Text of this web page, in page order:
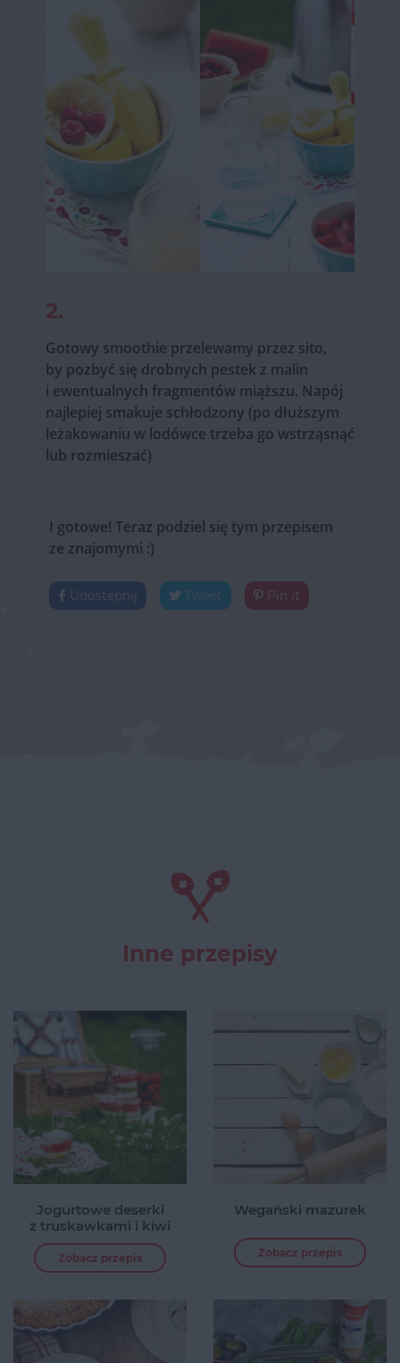
2.
Gotowy smoothie przelewamy przez sito,
by pozbyć się drobnych pestek z malin
i ewentualnych fragmentów miąższu. Napój
najlepiej smakuje schłodzony (po dłuższym
leżakowaniu w lodówce trzeba go wstrząsnąć
lub rozmieszać)
I gotowe! Teraz podziel się tym przepisem
ze znajomymi :)
Udostępnij Tweet Pin it
Inne przepisy
Jogurtowe deserki
z truskawkami i kiwi
Zobacz przepis
Wegański mazurek
Zobacz przepis